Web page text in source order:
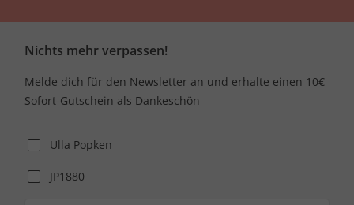
Nichts mehr verpassen!
Melde dich für den Newsletter an und erhalte einen 10€
Sofort-Gutschein als Dankeschön
Ulla Popken
JP1880